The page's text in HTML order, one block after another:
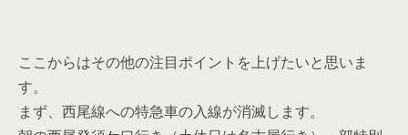
ここからはその他の注目ポイントを上げたいと思いま
す。
まず、西尾線への特急車の入線が消滅します。